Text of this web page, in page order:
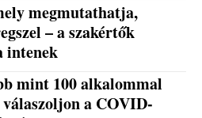
megmutathatja,
– a szakértők
intenek
mint 100 alkalommal
a COVID-